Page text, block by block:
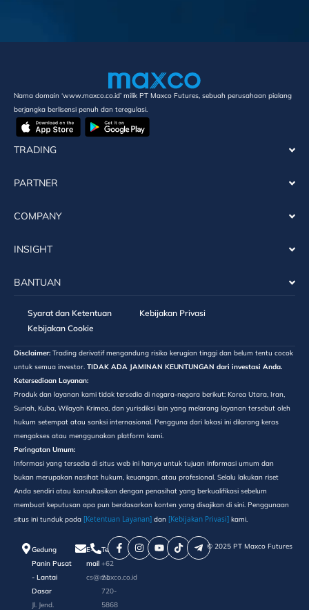
Nama domain ‘www.maxco.co.id’ milik PT Maxco Futures, sebuah perusahaan pialang
berjangka berlisensi penuh dan teregulasi.
TRADING
PARTNER
COMPANY
INSIGHT
BANTUAN
Syarat dan Ketentuan
Kebijakan Privasi
Kebijakan Cookie
Disclaimer: Trading derivatif mengandung risiko kerugian tinggi dan belum tentu cocok
untuk semua investor. TIDAK ADA JAMINAN KEUNTUNGAN dari investasi Anda.
Ketersediaan Layanan:
Produk dan layanan kami tidak tersedia di negara-negara berikut: Korea Utara, Iran,
Suriah, Kuba, Wilayah Krimea, dan yurisdiksi lain yang melarang layanan tersebut oleh
hukum setempat atau sanksi internasional. Pengguna dari lokasi ini dilarang keras
mengakses atau menggunakan platform kami.
Peringatan Umum:
Informasi yang tersedia di situs web ini hanya untuk tujuan informasi umum dan
bukan merupakan nasihat hukum, keuangan, atau profesional. Selalu lakukan riset
Anda sendiri atau konsultasikan dengan penasihat yang berkualifikasi sebelum
membuat keputusan apa pun berdasarkan konten yang disajikan di sini. Penggunaan
situs ini tunduk pada [Ketentuan Layanan] dan [Kebijakan Privasi] kami.
Gedung
Panin Pusat
- Lantai
Dasar
Jl. Jend.
E-
mail
cs@maxco.co.id
Telepon
+62
21
720-
5868
©️ 2025 PT Maxco Futures